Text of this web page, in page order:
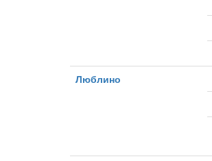
Люблино